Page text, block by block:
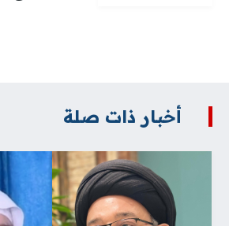
أخبار ذات صلة